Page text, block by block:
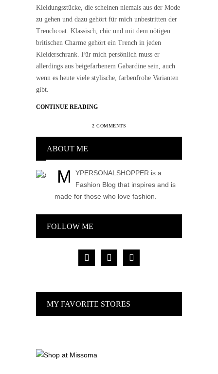
Kleidungsstücke, die scheinen niemals aus der Mode
zu gehen und dazu gehört für mich unbestritten der
Trenchcoat. Klassisch, chic und mit dem nötigen
britischen Charme gehört ein Trench in jeden
Kleiderschrank. Für mich persönlich muss er
allerdings aus beigefarbenem Gabardine sein, auch
wenn es heute viele stylische, farbenfrohe Varianten
gibt.
CONTINUE READING
2 COMMENTS
ABOUT ME
M
YPERSONALSHOPPER is a
Fashion Blog that inspires and is
made for those who love fashion.
FOLLOW ME
facebook pinterest instagram
MY FAVORITE STORES